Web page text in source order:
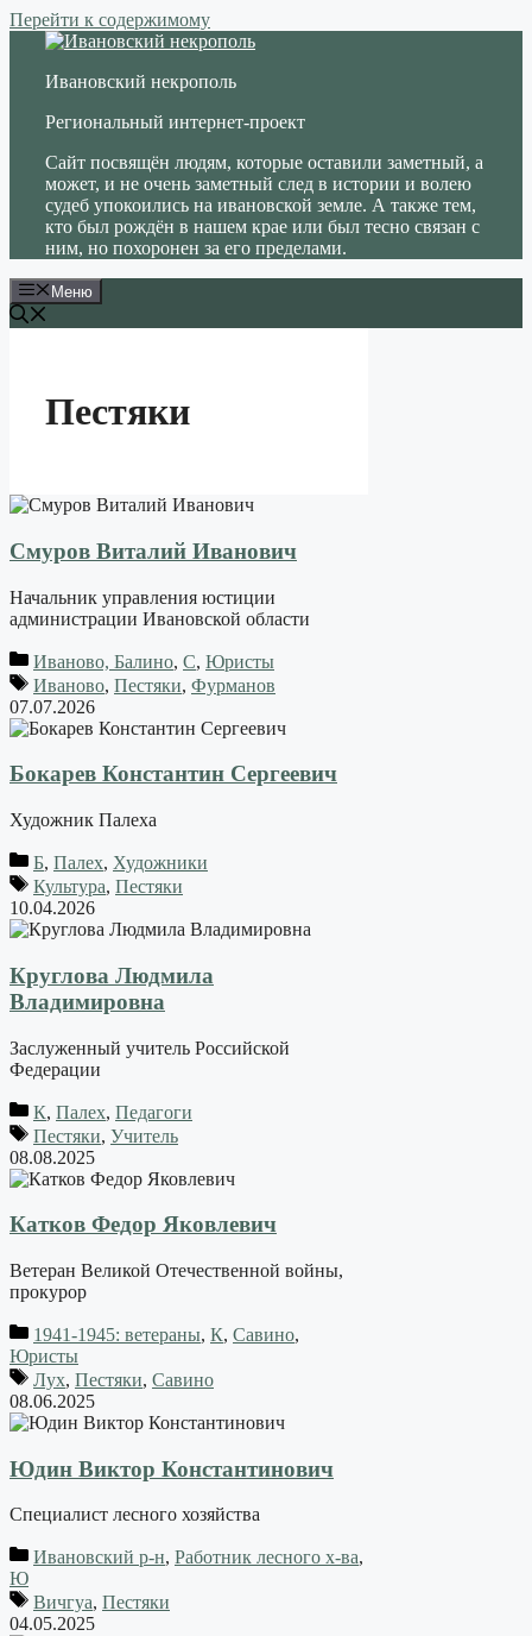
Перейти к содержимому
Ивановский некрополь
Региональный интернет-проект
Сайт посвящён людям, которые оставили заметный, а
может, и не очень заметный след в истории и волею
судеб упокоились на ивановской земле. А также тем,
кто был рождён в нашем крае или был тесно связан с
ним, но похоронен за его пределами.
Меню
Пестяки
Смуров Виталий Иванович
Начальник управления юстиции
администрации Ивановской области
Иваново, Балино, С, Юристы
Иваново, Пестяки, Фурманов
07.07.2026
Бокарев Константин Сергеевич
Художник Палеха
Б, Палех, Художники
Культура, Пестяки
10.04.2026
Круглова Людмила
Владимировна
Заслуженный учитель Российской
Федерации
К, Палех, Педагоги
Пестяки, Учитель
08.08.2025
Катков Федор Яковлевич
Ветеран Великой Отечественной войны,
прокурор
1941-1945: ветераны, К, Савино,
Юристы
Лух, Пестяки, Савино
08.06.2025
Юдин Виктор Константинович
Специалист лесного хозяйства
Ивановский р-н, Работник лесного х-ва,
Ю
Вичгуа, Пестяки
04.05.2025